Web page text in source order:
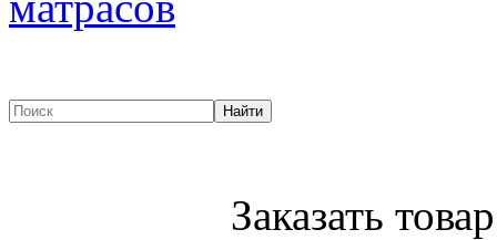
Заказать товар